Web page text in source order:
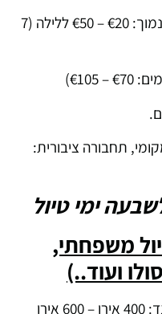
לינה: אכסניות או מלונות בתקציב נמוך: €20 – €50 ללילה (7
תחבורה ציבורית:
משפחתי,
ועוד..)